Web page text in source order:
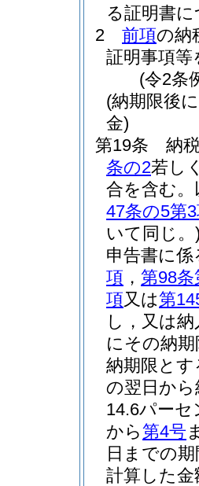
る証明書
2
前項の納
証明事項
(令2条
(納期限後
金)
第19条
納
条の2若し
合を含む
47条の5第
いて同じ。
申告書に
項 ， 第98条
項又は第
し，又は
にその納期
納期限とす
の翌日か
14.6パーセ
から第4号
日までの
計算した